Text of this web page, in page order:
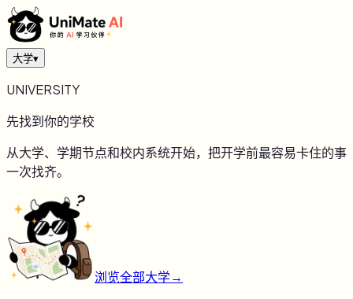
大学▾
UNIVERSITY
先找到你的学校
从大学、学期节点和校内系统开始，把开学前最容易卡住的事
一次找齐。
浏览全部大学→